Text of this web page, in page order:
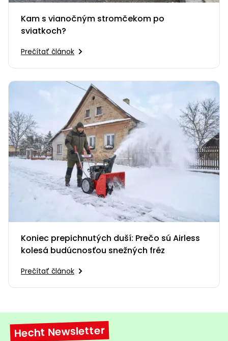
Kam s vianočným stromčekom po
sviatkoch?
Prečítať článok
Koniec prepichnutých duší: Prečo sú Airless
kolesá budúcnosťou snežných fréz
Prečítať článok
Hecht Newsletter